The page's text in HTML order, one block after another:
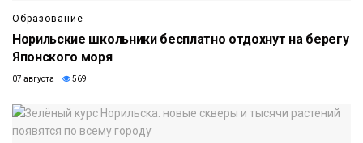
Образование
Норильские школьники бесплатно отдохнут на берегу
Японского моря
07 августа 569